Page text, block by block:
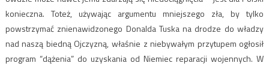
konieczna. Toteż, używając argumentu mniejszego zła, by tylko
powstrzymać znienawidzonego Donalda Tuska na drodze do władzy
nad naszą biedną Ojczyzną, właśnie z niebywałym przytupem ogłosił
program “dążenia” do uzyskania od Niemiec reparacji wojennych. W